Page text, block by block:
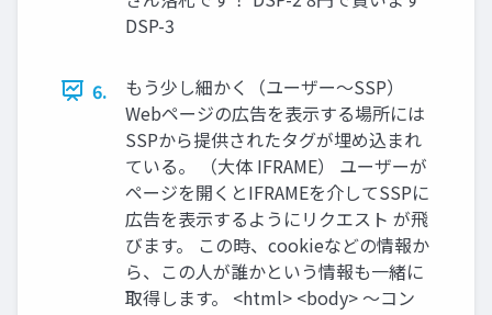
DSP-3
6.
もう少し細かく（ユーザー〜SSP）
Webページの広告を表示する場所には
SSPから提供されたタグが埋め込まれ
ている。 （大体 IFRAME） ユーザーが
ページを開くとIFRAMEを介してSSPに
広告を表示するようにリクエスト が飛
びます。 この時、cookieなどの情報か
ら、この人が誰かという情報も一緒に
取得します。 <html> <body> 〜コン